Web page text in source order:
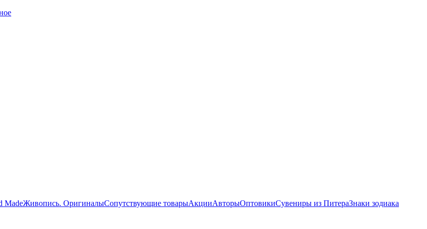
MadeЖивопись. ОригиналыСопутствующие товарыАкцииАвторыОптовикиСувениры из ПитераЗнаки зодиака